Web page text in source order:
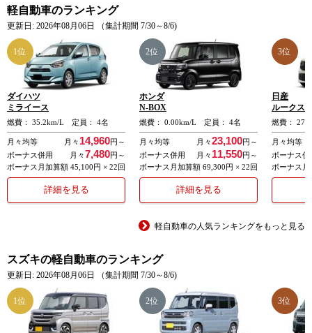
の負担を軽減します。
ヘッドランプをハイビームにして走行中、前方に対向車や先行車が
いたり、明るい場所を走行したりすると自動でロービームに切り替
わります。
対向車や先行車がいなくなったり、周囲が暗くなると自動でハイビ
ームに戻ります。
・デュアルカメラブレーキサポート
テムが判断した場合はブザー音やディスプレイ表示で警告し、自動
この時にブレーキを踏むとブレーキ制動力を強めます。さらに衝突
の可能性が高まると、自動で強いブレーキを作動させ、衝突回避ま
たは被害軽減を図ります。
軽自動車のランキング
更新日: 2026年08月06日 （集計期間 7/30～8/6)
1位
ダイハツ
ミライース
燃費： 35.2km/L 定員： 4名
月々均等 月々 14,960円～
ボーナス併用
月々7,480円～
ボーナス月加算額 45,100円 × 22回
詳細を見る
2位
ホンダ
N-BOX
燃費： 0.00km/L 定員： 4名
月々均等 月々23,100円～
ボーナス併用
月々 11,550円～
ボーナス月加算額 69,300円 × 22回
詳細を見る
3位
日産
ルークス
燃費：
月々均等
ボーナス併
ボーナス
軽自動車の人気ランキングをもっと見る
スズキの軽自動車のランキング
更新日: 2026年08月06日 （集計期間 7/30～8/6)
1位 2位 3位